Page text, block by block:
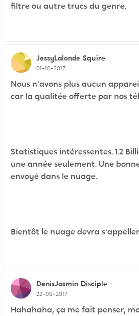
filtre ou autre trucs du genre.
JessyLalonde Squire
01-10-2017
Nous n'avons plus aucun
car la qualitée offerte par nos
Statistiques intéressentes. 1.2
une année seulement. Une
envoyé dans le nuage.
Bientôt le nuage devra
DenisJasmin Disciple
22-09-2017
Hahahaha, ça me fait penser,